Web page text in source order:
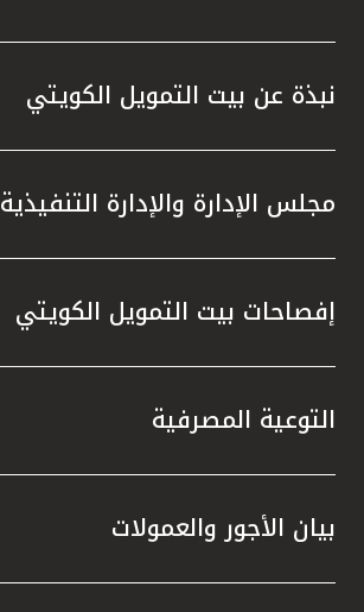
نبذة عن بيت التمويل الكويتي
مجلس الإدارة والإدارة التنفيذية
إفصاحات بيت التمويل الكويتي
التوعية المصرفية
بيان الأجور والعمولات